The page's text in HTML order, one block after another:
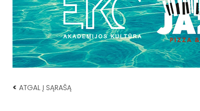
< ATGAL Į SĄRAŠĄ